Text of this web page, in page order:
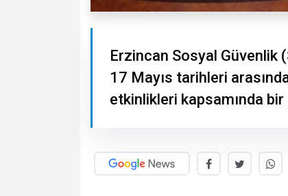
Erzincan Sosyal Güvenlik
17 Mayıs tarihleri
etkinlikleri kapsamında